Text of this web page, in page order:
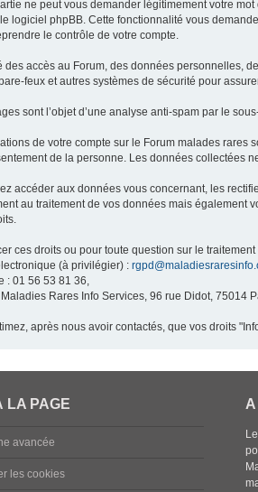
ne peut vous demander légitimement votre
logiciel phpBB. Cette fonctionnalité vous
le contrôle de votre compte.
des accès au Forum, des données personnelles,
feux et autres systèmes de sécurité pour
sont l’objet d’une analyse anti-spam par le
de votre compte sur le Forum malades
de la personne. Les données collectées
accéder aux données vous concernant, les
au traitement de vos données mais également
ces droits ou pour toute question sur le
(à privilégier) :
: 01 56 53 81 36,
Rares Info Services, 96 rue Didot, 75014
après nous avoir contactés, que vos droits
LA PAGE
avancée
les cookies